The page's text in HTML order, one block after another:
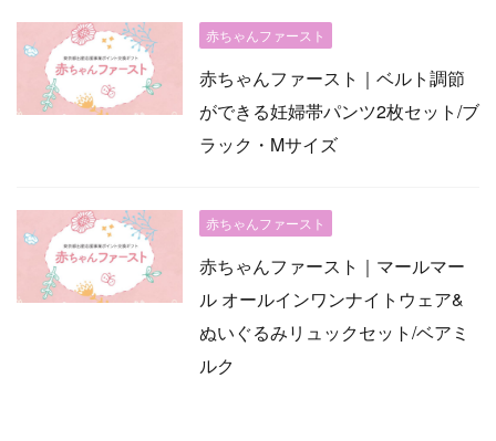
赤ちゃんファースト
赤ちゃんファースト｜ベルト調節
ができる妊婦帯パンツ2枚セット/ブ
ラック・Mサイズ
赤ちゃんファースト
赤ちゃんファースト｜マールマー
ル オールインワンナイトウェア&
ぬいぐるみリュックセット/ベアミ
ルク